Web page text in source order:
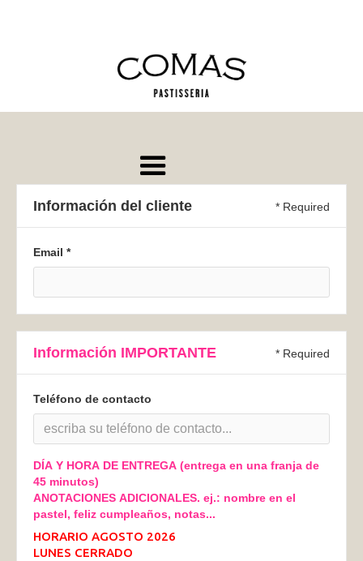
Información del cliente * Required
Email *
Información IMPORTANTE * Required
Teléfono de contacto
DÍA Y HORA DE ENTREGA (entrega en una franja de
45 minutos)
ANOTACIONES ADICIONALES. ej.: nombre en el
pastel, feliz cumpleaños, notas...
HORARIO AGOSTO 2026
LUNES CERRADO